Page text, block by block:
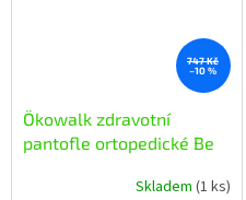
747 Kč
–10 %
Ökowalk zdravotní
pantofle ortopedické Be
Skladem (1 ks)